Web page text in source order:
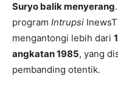
Suryo balik menyerang
program Intrupsi
mengantongi lebih dari
angkatan 1985, yang
pembanding otentik.